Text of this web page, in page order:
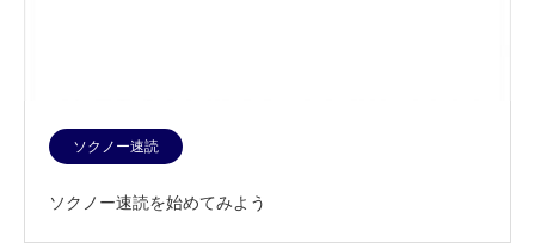
ソクノー速読
ソクノー速読を始めてみよう